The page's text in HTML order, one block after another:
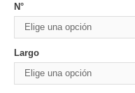
N°
Largo